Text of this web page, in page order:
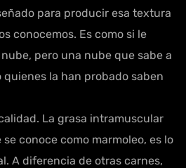
para producir esa textura
conocemos. Es como si le
pero una nube que sabe a
quienes la han probado saben
La grasa intramuscular
conoce como marmoleo, es lo
A diferencia de otras carnes,